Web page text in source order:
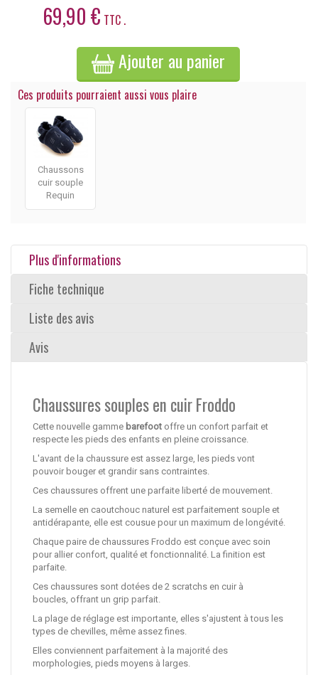
69,90 € TTC .
Ajouter au panier
Ces produits pourraient aussi vous plaire
Chaussons
cuir souple
Requin
Plus d'informations
Fiche technique
Liste des avis
Avis
Chaussures souples en cuir Froddo
Cette nouvelle gamme barefoot offre un confort parfait et
respecte les pieds des enfants en pleine croissance.
L'avant de la chaussure est assez large, les pieds vont
pouvoir bouger et grandir sans contraintes.
Ces chaussures offrent une parfaite liberté de mouvement.
La semelle en caoutchouc naturel est parfaitement souple et
antidérapante, elle est cousue pour un maximum de longévité.
Chaque paire de chaussures Froddo est conçue avec soin
pour allier confort, qualité et fonctionnalité. La finition est
parfaite.
Ces chaussures sont dotées de 2 scratchs en cuir à
boucles, offrant un grip parfait.
La plage de réglage est importante, elles s'ajustent à tous les
types de chevilles, même assez fines.
Elles conviennent parfaitement à la majorité des
morphologies, pieds moyens à larges.